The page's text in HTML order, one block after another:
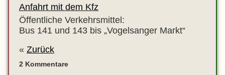
Anfahrt mit dem Kfz
Öffentliche Verkehrsmittel:
Bus 141 und 143 bis „Vogelsanger Markt“
« Zurück
2 Kommentare